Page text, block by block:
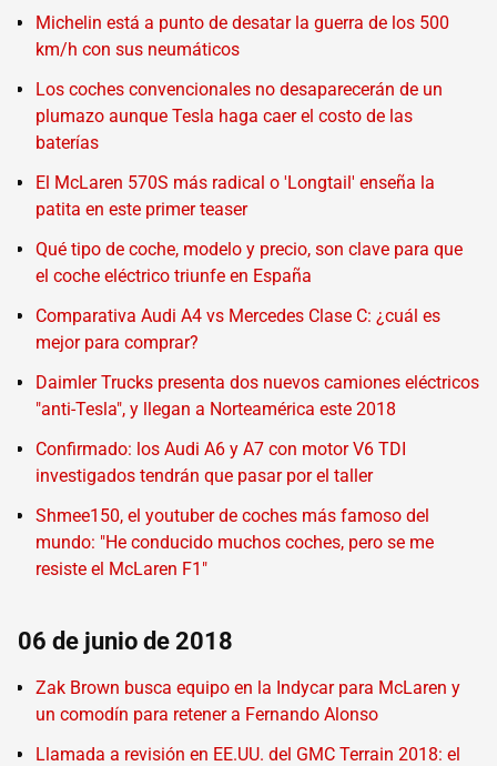
Michelin está a punto de desatar la guerra de los 500
km/h con sus neumáticos
Los coches convencionales no desaparecerán de un
plumazo aunque Tesla haga caer el costo de las
baterías
El McLaren 570S más radical o 'Longtail' enseña la
patita en este primer teaser
Qué tipo de coche, modelo y precio, son clave para que
el coche eléctrico triunfe en España
Comparativa Audi A4 vs Mercedes Clase C: ¿cuál es
mejor para comprar?
Daimler Trucks presenta dos nuevos camiones eléctricos
"anti-Tesla", y llegan a Norteamérica este 2018
Confirmado: los Audi A6 y A7 con motor V6 TDI
investigados tendrán que pasar por el taller
Shmee150, el youtuber de coches más famoso del
mundo: "He conducido muchos coches, pero se me
resiste el McLaren F1"
06 de junio de 2018
Zak Brown busca equipo en la Indycar para McLaren y
un comodín para retener a Fernando Alonso
Llamada a revisión en EE.UU. del GMC Terrain 2018: el